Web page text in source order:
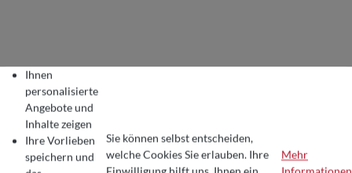
WIR SEHEN UNS AUF DER
SPOGA IN KÖLN!
Ihnen
personalisierte
Angebote und
Inhalte zeigen
Ihre Vorlieben
speichern und
Sie können selbst entscheiden,
welche Cookies Sie erlauben. Ihre
Mehr